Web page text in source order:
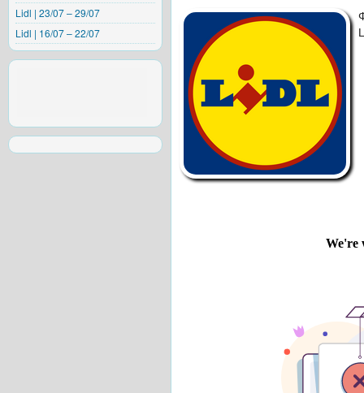
Lidl | 23/07 – 29/07
Lidl | 16/07 – 22/07